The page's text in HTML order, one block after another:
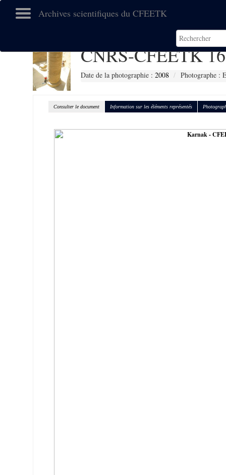
Archives scientifiques du CFEETK
CNRS-CFEETK
Date de la photographie : 2008 Photographe :
Consulter le document Information sur les éléments représentés